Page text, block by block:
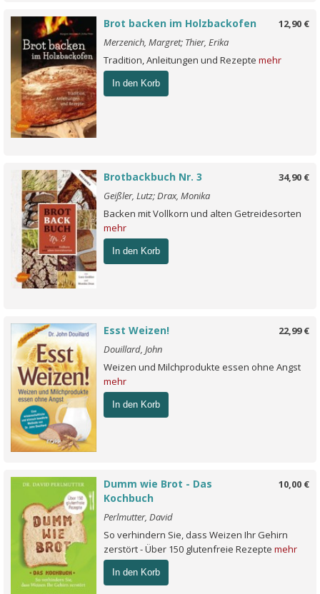
12,90 €
Brot backen im Holzbackofen
Merzenich, Margret; Thier, Erika
Tradition, Anleitungen und Rezepte mehr
In den Korb
34,90 €
Brotbackbuch Nr. 3
Geißler, Lutz; Drax, Monika
Backen mit Vollkorn und alten Getreidesorten
mehr
In den Korb
22,99 €
Esst Weizen!
Douillard, John
Weizen und Milchprodukte essen ohne Angst
mehr
In den Korb
10,00 €
Dumm wie Brot - Das
Kochbuch
Perlmutter, David
So verhindern Sie, dass Weizen Ihr Gehirn
zerstört - Über 150 glutenfreie Rezepte mehr
In den Korb